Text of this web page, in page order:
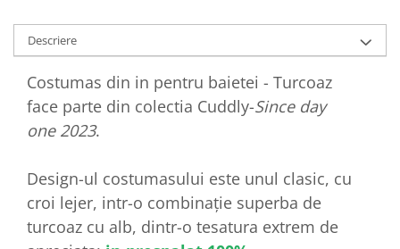
Descriere
Costumas din in pentru baietei - Turcoaz
face parte din colectia Cuddly-Since day
one 2023.
Design-ul costumasului este unul clasic, cu
croi lejer, intr-o combinație superba de
turcoaz cu alb, dintr-o tesatura extrem de